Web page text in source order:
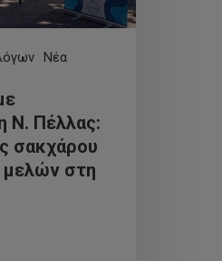
Νέα
Ν. Πέλλας:
σακχάρου
μελών στη